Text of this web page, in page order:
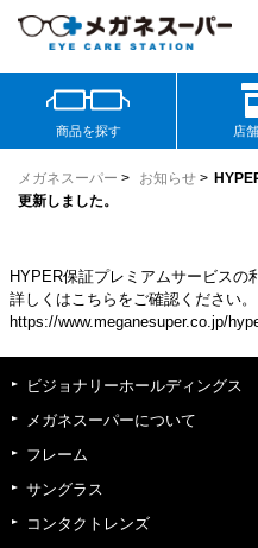
商品を探す 店
メガネスーパー > お知らせ >
更新しました。
HYPER保証プレミアムサービスの
詳しくはこちらをご確認ください。
https://www.meganesuper.co.jp/
ビジョナリーホールディングス
メガネスーパーについて
フレーム
サングラス
コンタクトレンズ